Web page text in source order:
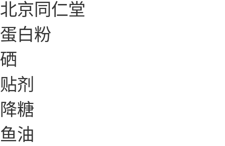
北京同仁堂
蛋白粉
硒
贴剂
降糖
鱼油